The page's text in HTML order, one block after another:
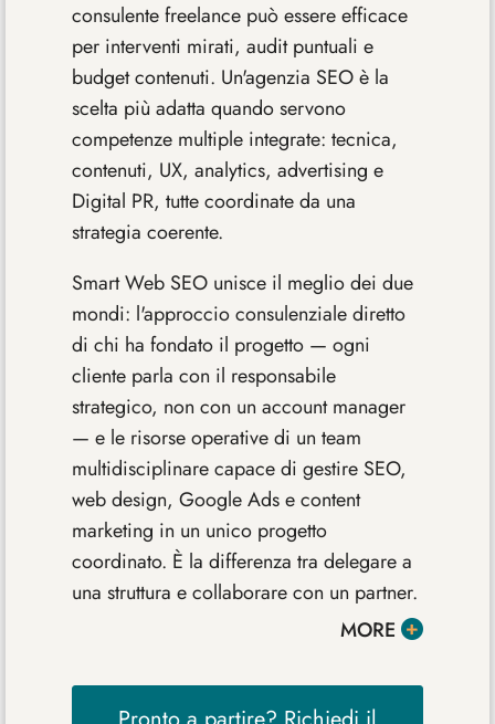
consulente freelance può essere efficace
per interventi mirati, audit puntuali e
budget contenuti. Un'agenzia SEO è la
scelta più adatta quando servono
competenze multiple integrate: tecnica,
contenuti, UX, analytics, advertising e
Digital PR, tutte coordinate da una
strategia coerente.
Smart Web SEO unisce il meglio dei due
mondi: l'approccio consulenziale diretto
di chi ha fondato il progetto — ogni
cliente parla con il responsabile
strategico, non con un account manager
— e le risorse operative di un team
multidisciplinare capace di gestire SEO,
web design, Google Ads e content
marketing in un unico progetto
coordinato. È la differenza tra delegare a
una struttura e collaborare con un partner.
MORE